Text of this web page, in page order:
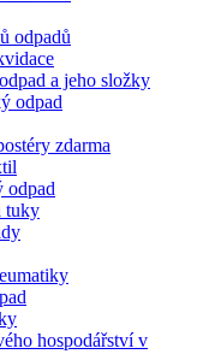
odpadů
a jeho složky
odpad
zdarma
odpad
tuky
hospodářství v